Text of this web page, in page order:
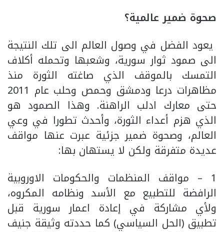
صحوة ضمير عالمية؟
يعود الفضل في وصول العالم الى تلك النتيجة
الى صمود ثوار سورية، وشعبها وتحمله أكلاف
التمسك بالموقف الذي صاغته الثورة منذ
مظاهرات درعا ودمشق وحمص وحلب عام 2011
حتى معارك ادلب الراهنة. وهذا الصمود هو
الذي هزم أعداء الثورة، وأحدث تطورا في وعي
العالم، وصحوة ضمير جزئية عبرت عنها مواقف
عديدة متفرقة ولكن لا يستهان بها:
1 – مواقف المنظمات والحكومات الاوروبية
الرافضة للتطبيع مع الأسد ونظامه المكروه،
ولأي مشاركة في إعادة اعمار سورية قبل
تطبيق (الحل السياسي) كما حددته وثيقة جنيف